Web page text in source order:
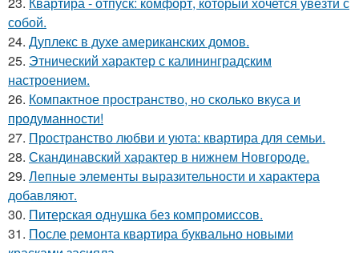
собой.
24. Дуплекс в духе американских домов.
25. Этнический характер с калининградским
настроением.
26. Компактное пространство, но сколько вкуса и
продуманности!
27. Пространство любви и уюта: квартира для семьи.
28. Скандинавский характер в нижнем Новгороде.
29. Лепные элементы выразительности и характера
добавляют.
30. Питерская однушка без компромиссов.
31. После ремонта квартира буквально новыми